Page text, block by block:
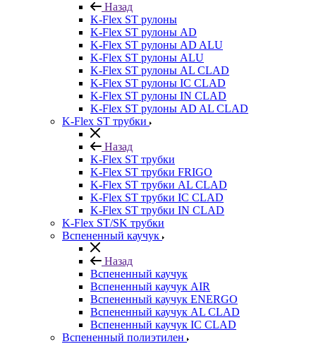
Назад
K-Flex ST рулоны
K-Flex ST рулоны AD
K-Flex ST рулоны AD ALU
K-Flex ST рулоны ALU
K-Flex ST рулоны AL CLAD
K-Flex ST рулоны IC CLAD
K-Flex ST рулоны IN CLAD
K-Flex ST рулоны AD AL CLAD
K-Flex ST трубки
Назад
K-Flex ST трубки
K-Flex ST трубки FRIGO
K-Flex ST трубки AL CLAD
K-Flex ST трубки IC CLAD
K-Flex ST трубки IN CLAD
K-Flex ST/SK трубки
Вспененный каучук
Назад
Вспененный каучук
Вспененный каучук AIR
Вспененный каучук ENERGO
Вспененный каучук AL CLAD
Вспененный каучук IC CLAD
Вспененный полиэтилен